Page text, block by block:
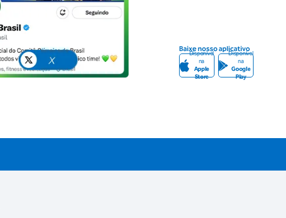
Baixe nosso aplicativo
Disponível
na
Apple
Store
Disponível
na
Google
Play